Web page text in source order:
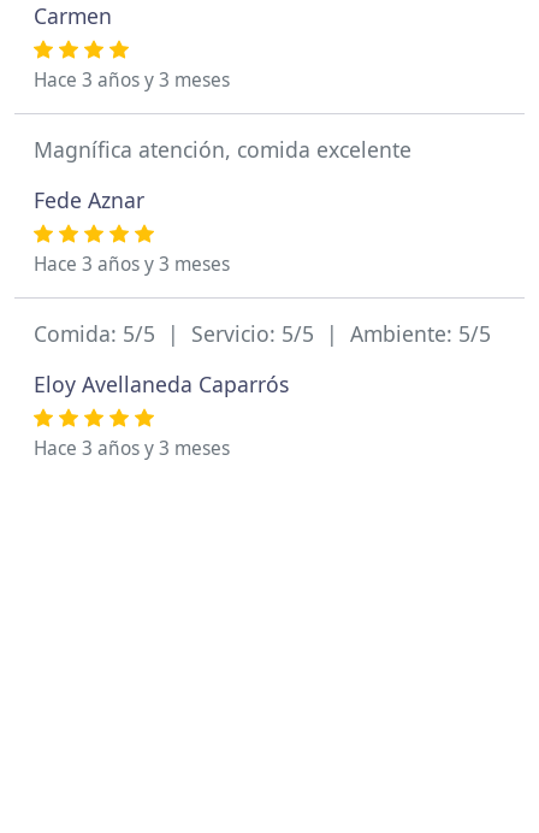
Carmen
Hace 3 años y 3 meses
Magnífica atención, comida excelente
Fede Aznar
Hace 3 años y 3 meses
Comida: 5/5 | Servicio: 5/5 | Ambiente: 5/5
Eloy Avellaneda Caparrós
Hace 3 años y 3 meses